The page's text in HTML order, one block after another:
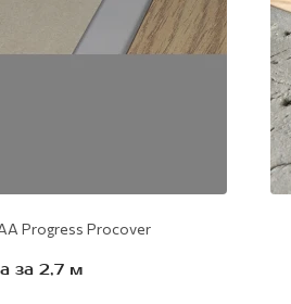
Progress Procover
за 2,7 м